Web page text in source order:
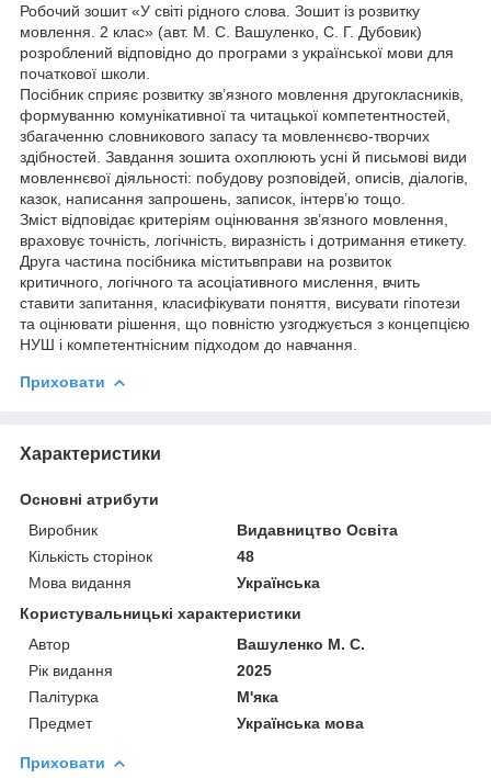
Робочий зошит «У світі рідного слова. Зошит із розвитку
мовлення. 2 клас» (авт. М. С. Вашуленко, С. Г. Дубовик)
розроблений відповідно до програми з української мови для
початкової школи.
Посібник сприяє розвитку зв’язного мовлення другокласників,
формуванню комунікативної та читацької компетентностей,
збагаченню словникового запасу та мовленнєво-творчих
здібностей. Завдання зошита охоплюють усні й письмові види
мовленнєвої діяльності: побудову розповідей, описів, діалогів,
казок, написання запрошень, записок, інтерв’ю тощо.
Зміст відповідає критеріям оцінювання зв’язного мовлення,
враховує точність, логічність, виразність і дотримання етикету.
Друга частина посібника міститьвправи на розвиток
критичного, логічного та асоціативного мислення, вчить
ставити запитання, класифікувати поняття, висувати гіпотези
та оцінювати рішення, що повністю узгоджується з концепцією
НУШ і компетентнісним підходом до навчання.
Приховати
Характеристики
Основні атрибути
Виробник
Видавництво Освіта
Кількість сторінок
48
Мова видання
Українська
Користувальницькі характеристики
Автор
Вашуленко М. С.
Рік видання
2025
Палітурка
М'яка
Предмет
Українська мова
Приховати